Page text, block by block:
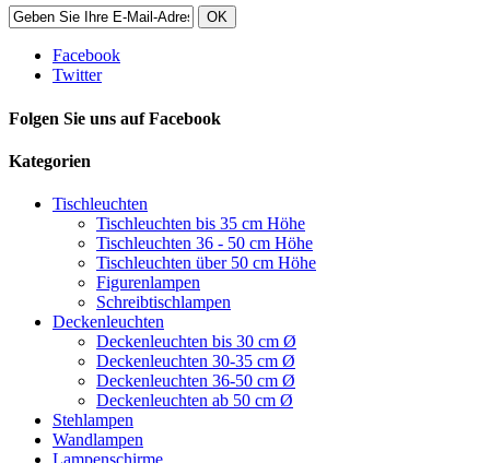
OK
Facebook
Twitter
Folgen Sie uns auf Facebook
Kategorien
Tischleuchten
Tischleuchten bis 35 cm Höhe
Tischleuchten 36 - 50 cm Höhe
Tischleuchten über 50 cm Höhe
Figurenlampen
Schreibtischlampen
Deckenleuchten
Deckenleuchten bis 30 cm Ø
Deckenleuchten 30-35 cm Ø
Deckenleuchten 36-50 cm Ø
Deckenleuchten ab 50 cm Ø
Stehlampen
Wandlampen